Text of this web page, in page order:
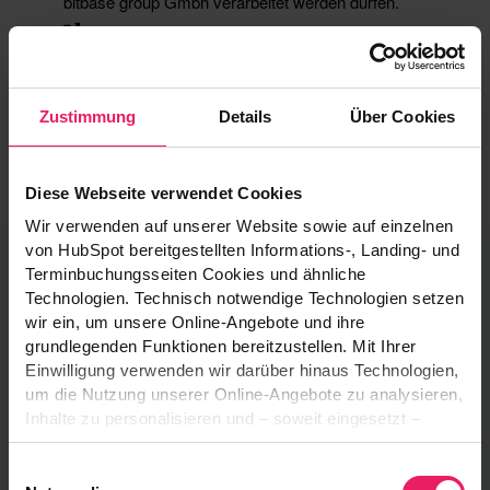
Zustimmung Details Über Cookies
Diese Webseite verwendet Cookies
Wir verwenden auf unserer Website sowie auf einzelnen
von HubSpot bereitgestellten Informations-, Landing- und
Terminbuchungsseiten Cookies und ähnliche
Technologien. Technisch notwendige Technologien setzen
wir ein, um unsere Online-Angebote und ihre
grundlegenden Funktionen bereitzustellen. Mit Ihrer
Einwilligung verwenden wir darüber hinaus Technologien,
um die Nutzung unserer Online-Angebote zu analysieren,
Inhalte zu personalisieren und – soweit eingesetzt –
Funktionen sozialer Medien und Werbung bereitzustellen.